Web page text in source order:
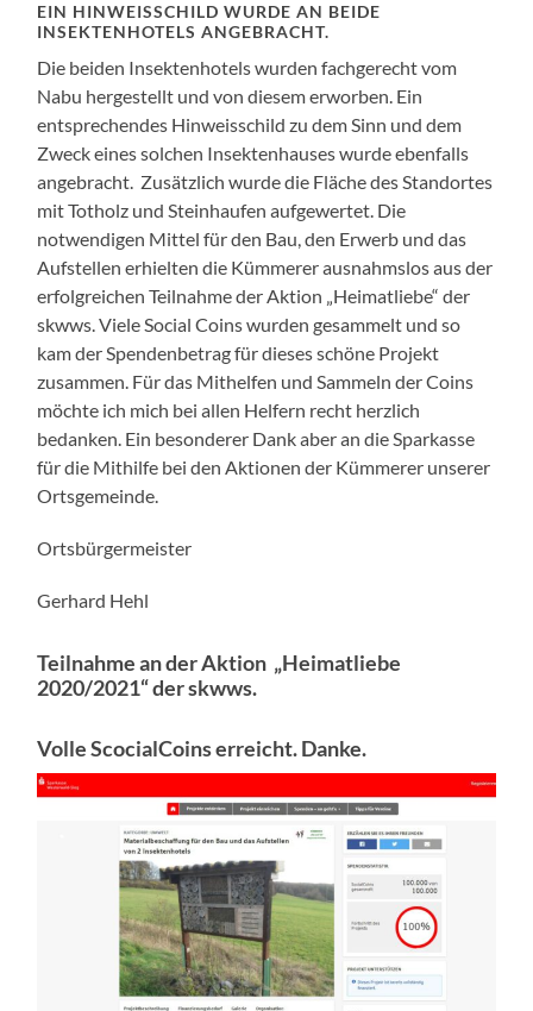
EIN HINWEISSCHILD WURDE AN BEIDE
INSEKTENHOTELS ANGEBRACHT.
Die beiden Insektenhotels wurden fachgerecht vom
Nabu hergestellt und von diesem erworben. Ein
entsprechendes Hinweisschild zu dem Sinn und dem
Zweck eines solchen Insektenhauses wurde ebenfalls
angebracht. Zusätzlich wurde die Fläche des Standortes
mit Totholz und Steinhaufen aufgewertet. Die
notwendigen Mittel für den Bau, den Erwerb und das
Aufstellen erhielten die Kümmerer ausnahmslos aus der
erfolgreichen Teilnahme der Aktion „Heimatliebe“ der
skwws. Viele Social Coins wurden gesammelt und so
kam der Spendenbetrag für dieses schöne Projekt
zusammen. Für das Mithelfen und Sammeln der Coins
möchte ich mich bei allen Helfern recht herzlich
bedanken. Ein besonderer Dank aber an die Sparkasse
für die Mithilfe bei den Aktionen der Kümmerer unserer
Ortsgemeinde.
Ortsbürgermeister
Gerhard Hehl
Teilnahme an der Aktion „Heimatliebe
2020/2021“ der skwws.
Volle ScocialCoins erreicht. Danke.